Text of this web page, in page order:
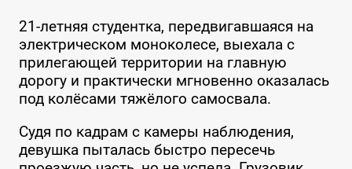
21-летняя студентка, передвигавшаяся на
электрическом моноколесе, выехала с
прилегающей территории на главную
дорогу и практически мгновенно оказалась
под колёсами тяжёлого самосвала.
Судя по кадрам с камеры наблюдения,
девушка пыталась быстро пересечь